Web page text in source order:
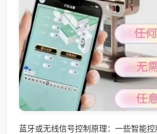
蓝牙或无线信号控制原理：一些智能